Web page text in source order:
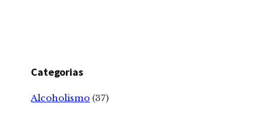
Categorias
Alcoholismo (37)